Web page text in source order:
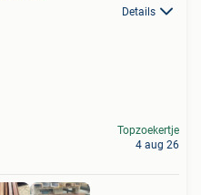
Details
Topzoekertje
4 aug 26